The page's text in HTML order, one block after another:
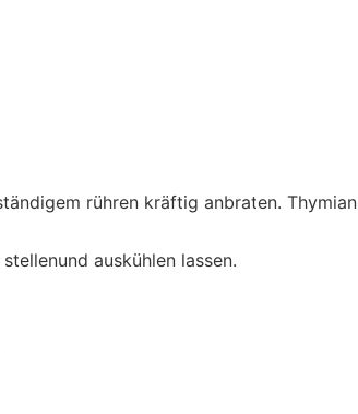
rühren kräftig anbraten. Thymian
auskühlen lassen.